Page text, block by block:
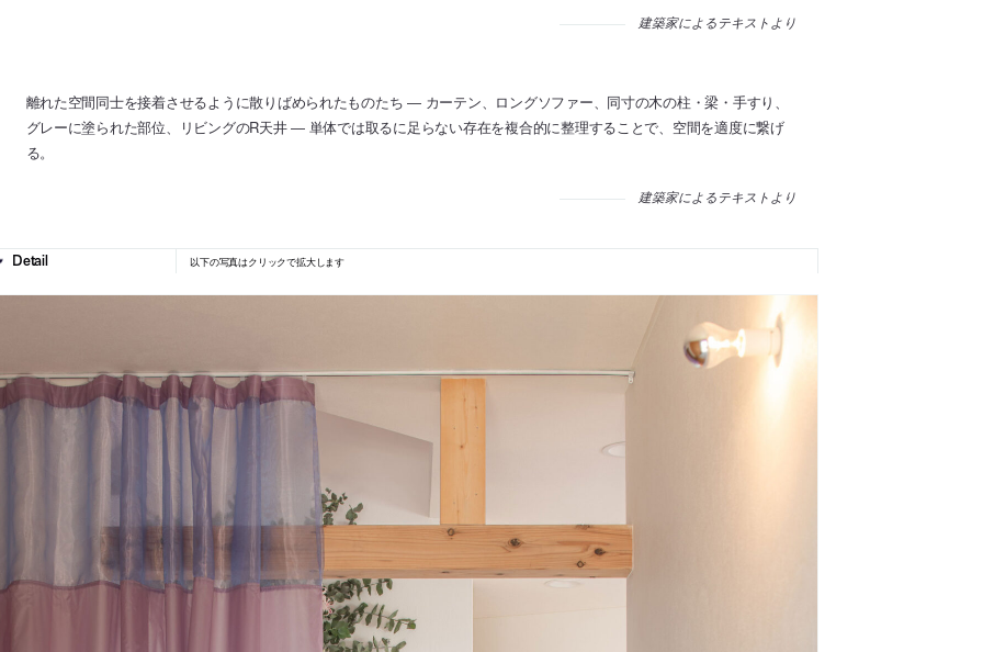
建築家によるテキストより
離れた空間同士を接着させるように散りばめられたものたち ― カーテン、ロングソファー、同寸の木の柱・梁・手すり、
グレーに塗られた部位、リビングのR天井 ― 単体では取るに足らない存在を複合的に整理することで、空間を適度に繋げ
る。
建築家によるテキストより
以下の写真はクリックで拡大します